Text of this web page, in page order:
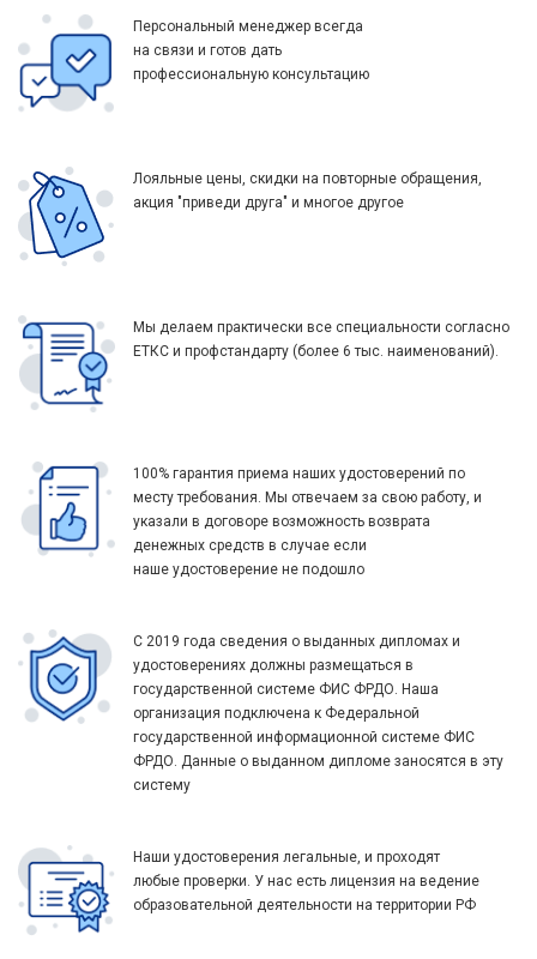
Персональный менеджер всегда
на связи и готов дать
профессиональную консультацию
Лояльные цены, скидки на повторные обращения,
акция "приведи друга" и многое другое
Мы делаем практически все специальности согласно
ЕТКС и профстандарту (более 6 тыс. наименований).
100% гарантия приема наших удостоверений по
месту требования. Мы отвечаем за свою работу, и
указали в договоре возможность возврата
денежных средств в случае если
наше удостоверение не подошло
С 2019 года сведения о выданных дипломах и
удостоверениях должны размещаться в
государственной системе ФИС ФРДО. Наша
организация подключена к Федеральной
государственной информационной системе ФИС
ФРДО. Данные о выданном дипломе заносятся в эту
систему
Наши удостоверения легальные, и проходят
любые проверки. У нас есть лицензия на ведение
образовательной деятельности на территории РФ